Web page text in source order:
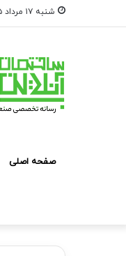
شنبه ۱۷ مرداد ۱۴۰۵
صفحه اصلی